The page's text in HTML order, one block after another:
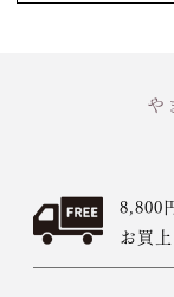
や
8,800
お買